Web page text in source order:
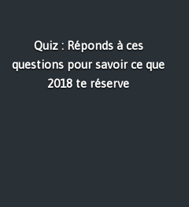
Quiz : Réponds à ces
questions pour savoir ce que
2018 te réserve